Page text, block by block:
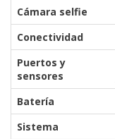
Cámara selfie
Conectividad
Puertos y
sensores
Batería
Sistema